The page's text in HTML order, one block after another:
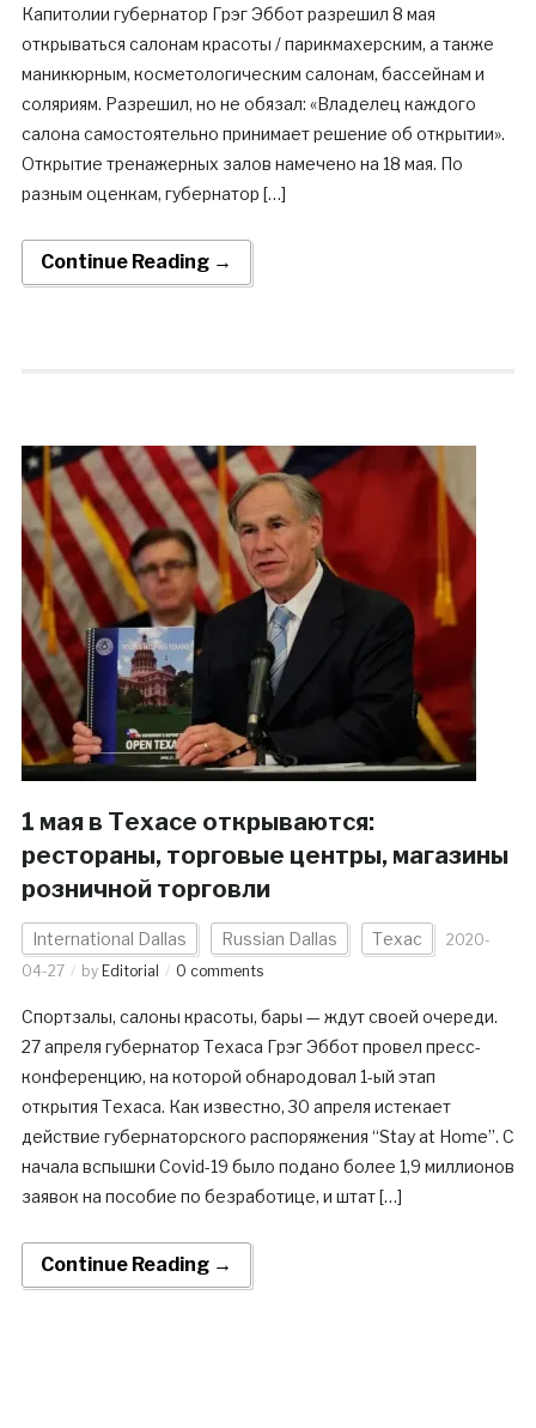
Капитолии губернатор Грэг Эббот разрешил 8 мая
открываться салонам красоты / парикмахерским, а также
маникюрным, косметологическим салонам, бассейнам и
соляриям. Разрешил, но не обязал: «Владелец каждого
салона самостоятельно принимает решение об открытии».
Открытие тренажерных залов намечено на 18 мая. По
разным оценкам, губернатор […]
Continue Reading →
1 мая в Техасе открываются:
рестораны, торговые центры, магазины
розничной торговли
International Dallas Russian Dallas Техас
2020-
04-27
by Editorial 0 comments
Спортзалы, салоны красоты, бары — ждут своей очереди.
27 апреля губернатор Техаса Грэг Эббот провел пресс-
конференцию, на которой обнародовал 1-ый этап
открытия Техаса. Как известно, 30 апреля истекает
действие губернаторского распоряжения “Stay at Home”. С
начала вспышки Covid-19 было подано более 1,9 миллионов
заявок на пособие по безработице, и штат […]
Continue Reading →